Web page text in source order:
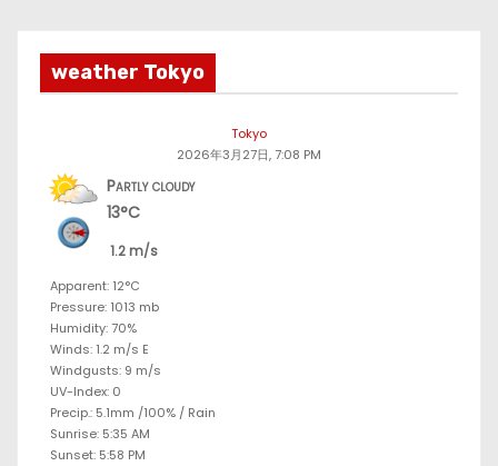
weather Tokyo
Tokyo
2026年3月27日, 7:08 PM
Partly cloudy
13°C
1.2 m/s
Apparent: 12°C
Pressure: 1013 mb
Humidity: 70%
Winds: 1.2 m/s E
Windgusts: 9 m/s
UV-Index: 0
Precip.: 5.1mm /100% / Rain
Sunrise: 5:35 AM
Sunset: 5:58 PM